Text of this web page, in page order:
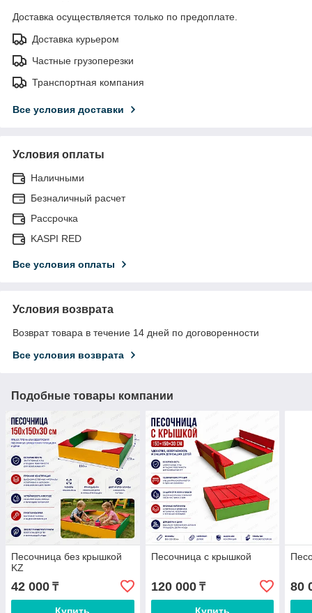
Доставка осуществляется только по предоплате.
Доставка курьером
Частные грузоперезки
Транспортная компания
Все условия доставки
Условия оплаты
Наличными
Безналичный расчет
Рассрочка
KASPI RED
Все условия оплаты
Условия возврата
Возврат товара в течение 14 дней по договоренности
Все условия возврата
Подобные товары компании
Песочница без крышкой
KZ
42 000 ₸
Песочница с крышкой
120 000₸ 80